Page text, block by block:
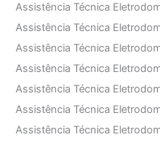
Assistência Técnica
Assistência Técnica
Assistência Técnica
Assistência Técnica
Assistência Técnica
Assistência Técnica
Assistência Técnica